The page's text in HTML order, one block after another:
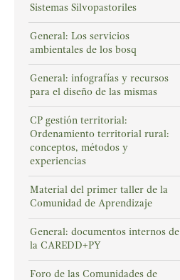
Sistemas Silvopastoriles
General: Los servicios
ambientales de los bosq
General: infografías y recursos
para el diseño de las mismas
CP gestión territorial:
Ordenamiento territorial rural:
conceptos, métodos y
experiencias
Material del primer taller de la
Comunidad de Aprendizaje
General: documentos internos de
la CAREDD+PY
Foro de las Comunidades de